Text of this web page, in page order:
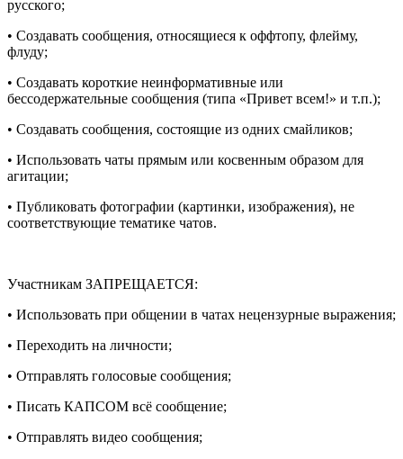
русского;
• Создавать сообщения, относящиеся к оффтопу, флейму,
флуду;
• Создавать короткие неинформативные или
бессодержательные сообщения (типа «Привет всем!» и т.п.);
• Создавать сообщения, состоящие из одних смайликов;
• Использовать чаты прямым или косвенным образом для
агитации;
• Публиковать фотографии (картинки, изображения), не
соответствующие тематике чатов.
Участникам ЗАПРЕЩАЕТСЯ:
• Использовать при общении в чатах нецензурные выражения;
• Переходить на личности;
• Отправлять голосовые сообщения;
• Писать КАПСОМ всё сообщение;
• Отправлять видео сообщения;